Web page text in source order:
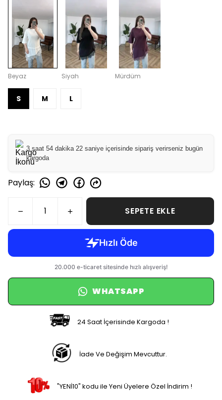
Beyaz Siyah Mürdüm
S M L
3 saat 54 dakika 21 saniye içerisinde sipariş verirseniz bugün
kargoda